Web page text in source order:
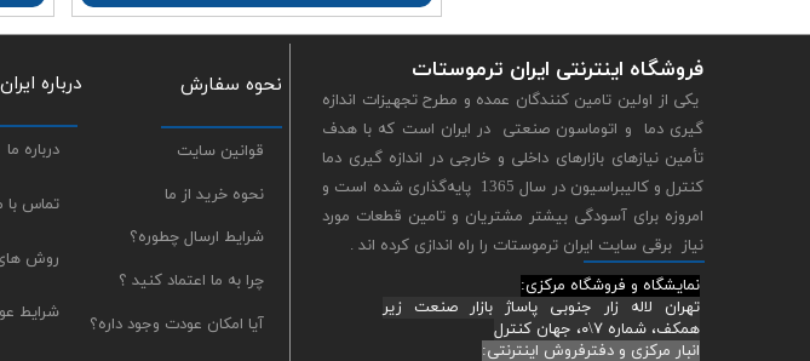
فروشگاه اینترنتی ایران ترموستات
یکی از اولین تامین کنندگان عمده و مطرح تجهیزات اندازه
گیری دما و اتوماسون صنعتی در ايران است كه با هدف
تأمين نيازهاى بازارهاى داخلى و خارجى در اندازه گیری دما
کنترل و کالیبراسیون در سال 1365 پايه‌گذارى شده‌ است و
امروزه برای آسودگی بیشتر مشتریان و تامین قطعات مورد
نیاز برقی سایت ایران ترموستات را راه اندازی کرده اند .
نمایشگاه و فروشگاه مرکزی:
تهران لاله زار جنوبی پاساژ بازار صنعت زیر
همکف، شماره ۷\۰، جهان کنترل
انبار مرکزی و دفترفروش اینترنتی:
نحوه سفارش
قوانین سایت
نحوه خرید از ما
شرایط ارسال چطوره؟
چرا به ما اعتماد کنید ؟
آیا امکان عودت وجود داره؟
درباره
درباره ما
تماس با
روش های
شرایط